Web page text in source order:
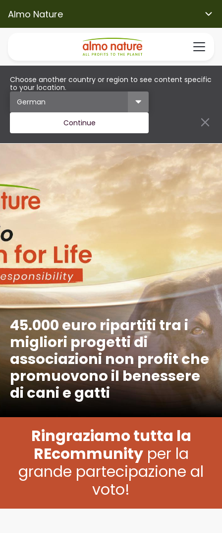
Almo Nature
Choose another country or region to see content specific
to your location.
Continue
45.000 euro ripartiti tra i
migliori progetti di
associazioni non profit che
promuovono il benessere
di cani e gatti
Ringraziamo tutta la
REcommunityper la
grande partecipazione al
voto!